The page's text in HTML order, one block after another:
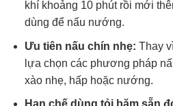
khí khoảng 10 phút rồi mới
dùng để nấu nướng.
Ưu tiên nấu chín nhẹ: Thay
lựa chọn các phương pháp
xào nhẹ, hấp hoặc nướng.
Hạn chế dùng tỏi băm sẵn